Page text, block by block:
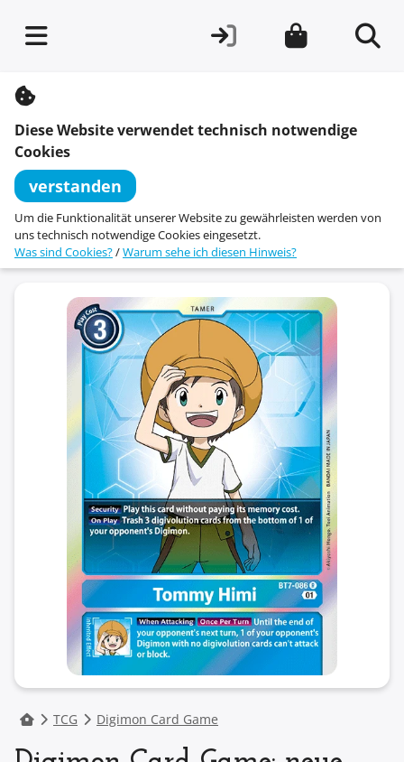
n
Diese Website verwendet technisch notwendige
Cookies
verstanden
Um die Funktionalität unserer Website zu gewährleisten werden von
uns technisch notwendige Cookies eingesetzt.
Was sind Cookies?/Warum sehe ich diesen Hinweis?
TCG Digimon Card Game